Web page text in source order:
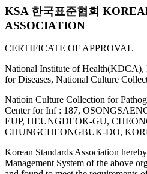
KSA 한국표준협회
ASSOCIATION
CERTIFICATE OF APPROVAL
National Institute of Health(KDCA),
for Diseases, National Culture
Natioin Culture Collection for
Center for Inf : 187,
EUP, HEUNGDEOK-GU,
CHUNGCHEONGBUK-DO,
Korean Standards Association
Management System of the above